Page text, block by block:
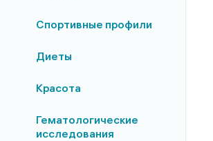
Спортивные профили
Диеты
Красота
Гематологические
исследования